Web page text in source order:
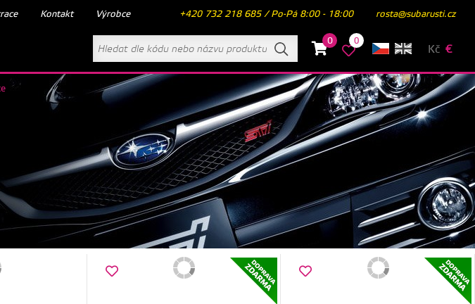
Kontakt Výrobce +420 732 218 685 / Po-Pá 8:00 - 18:00 rosta@subarusti.cz
0 0
Kč €